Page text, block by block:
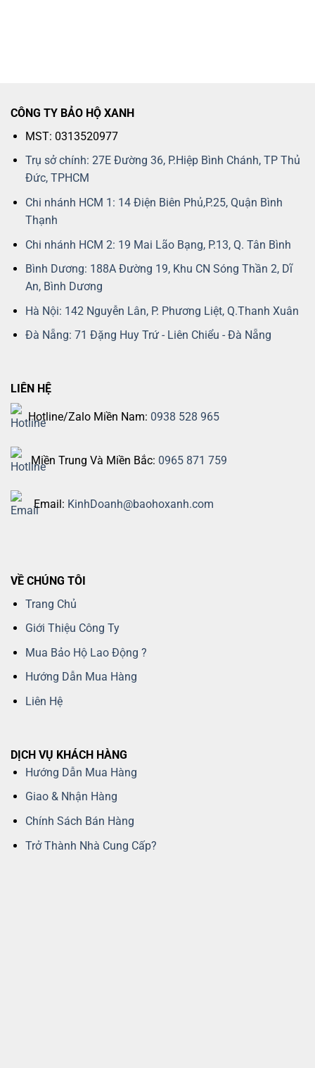
CÔNG TY BẢO HỘ XANH
MST: 0313520977
Trụ sở chính: 27E Đường 36, P.Hiệp Bình Chánh, TP Thủ
Đức, TPHCM
Chi nhánh HCM 1: 14 Điện Biên Phủ,P.25, Quận Bình
Thạnh
Chi nhánh HCM 2: 19 Mai Lão Bạng, P.13, Q. Tân Bình
Bình Dương: 188A Đường 19, Khu CN Sóng Thần 2, Dĩ
An, Bình Dương
Hà Nội: 142 Nguyễn Lân, P. Phương Liệt, Q.Thanh Xuân
Đà Nẵng: 71 Đặng Huy Trứ - Liên Chiểu - Đà Nẵng
LIÊN HỆ
Hotline/Zalo Miền Nam: 0938 528 965
Miền Trung Và Miền Bắc: 0965 871 759
Email: KinhDoanh@baohoxanh.com
VỀ CHÚNG TÔI
Trang Chủ
Giới Thiệu Công Ty
Mua Bảo Hộ Lao Động ?
Hướng Dẫn Mua Hàng
Liên Hệ
DỊCH VỤ KHÁCH HÀNG
Hướng Dẫn Mua Hàng
Giao & Nhận Hàng
Chính Sách Bán Hàng
Trở Thành Nhà Cung Cấp?